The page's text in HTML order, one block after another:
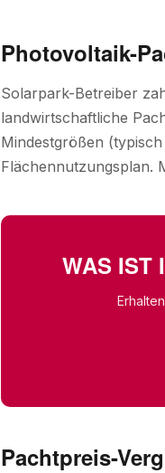
Photovoltaik-
Solarpark-Betreiber
landwirtschaftliche
Mindestgrößen
Flächennutzungsplan.
WAS IST
Pachtpreis-